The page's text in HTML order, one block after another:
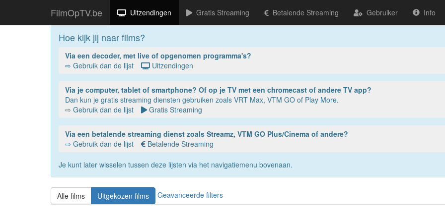
FilmOpTV.be Uitzendingen Gratis Streaming Betalende Streaming Gebruiker Info
Hoe kijk jij naar films?
Via een decoder, met live of opgenomen programma's?
⇨ Gebruik dan de lijst
Uitzendingen
Via je computer, tablet of smartphone? Of op je TV met een chromecast of andere TV app?
Dan kun je gratis streaming diensten gebruiken zoals VRT Max, VTM GO of Play More.
⇨ Gebruik dan de lijst
Gratis Streaming
Via een betalende streaming dienst zoals Streamz, VTM GO Plus/Cinema of andere?
⇨ Gebruik dan de lijst
Betalende Streaming
Je kunt later wisselen tussen deze lijsten via het navigatiemenu bovenaan.
Alle films Uitgekozen films Geavanceerde filters